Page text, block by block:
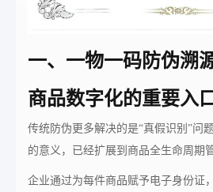
一、一物一码防伪溯
商品数字化的重要入口
传统防伪更多解决的是“真假识别”问
的意义，已经扩展到商品全生命周期
企业通过为每件商品赋予电子身份证